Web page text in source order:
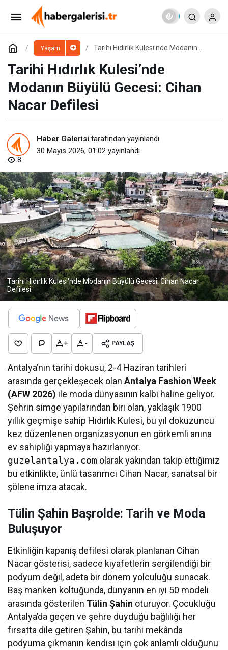
Yaşam
Tarihi Hıdırlık Kulesi’nde Modanın
Tarihi Hıdırlık Kulesi’nde
Modanın Büyülü Gecesi: Cihan
Nacar Defilesi
Haber Galerisi tarafından yayınlandı
30 Mayıs 2026, 01:02 yayınlandı
8
Tarihi Hıdırlık Kulesi'nde Modanın Büyülü Gecesi: Cihan Nacar
Defilesi
+ - PAYLAŞ
Antalya’nın tarihi dokusu, 2-4 Haziran tarihleri
arasında gerçekleşecek olanAntalya Fashion Week
(AFW 2026) ile moda dünyasının kalbi haline geliyor.
Şehrin simge yapılarından biri olan, yaklaşık 1900
yıllık geçmişe sahip Hıdırlık Kulesi, bu yıl dokuzuncu
kez düzenlenen organizasyonun en görkemli anına
ev sahipliği yapmaya hazırlanıyor.
guzelantalya.com olarak yakından takip ettiğimiz
bu etkinlikte, ünlü tasarımcı Cihan Nacar, sanatsal bir
şölene imza atacak.
Tülin Şahin Başrolde: Tarih ve Moda
Buluşuyor
Etkinliğin kapanış defilesi olarak planlanan Cihan
Nacar gösterisi, sadece kıyafetlerin sergilendiği bir
podyum değil, adeta bir dönem yolculuğu sunacak.
Baş manken koltuğunda, dünyanın en iyi 50 modeli
arasında gösterilen Tülin Şahin oturuyor. Çocukluğu
Antalya’da geçen ve şehre duyduğu bağlılığı her
fırsatta dile getiren Şahin, bu tarihi mekânda
podyuma çıkmanın kendisi için çok anlamlı olduğunu
Biyohacker’lık ve Uzun Yaşamın (Longevity) El
KitabıYorum Yap